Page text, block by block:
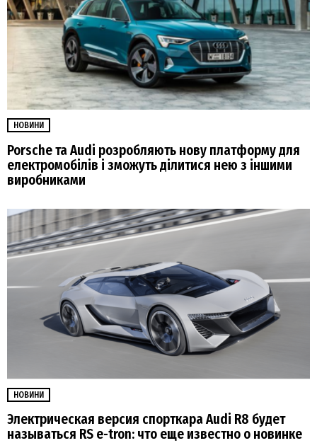
НОВИНИ
Porsche та Audi розробляють нову платформу для
електромобілів і зможуть ділитися нею з іншими
виробниками
НОВИНИ
Электрическая версия спорткара Audi R8 будет
называться RS e-tron: что еще известно о новинке